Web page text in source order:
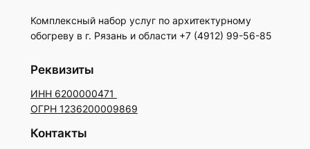
Комплексный набор услуг по архитектурному
обогреву в г. Рязань и области +7 (4912) 99-56-85
Реквизиты
ИНН 6200000471
ОГРН 1236200009869
Контакты